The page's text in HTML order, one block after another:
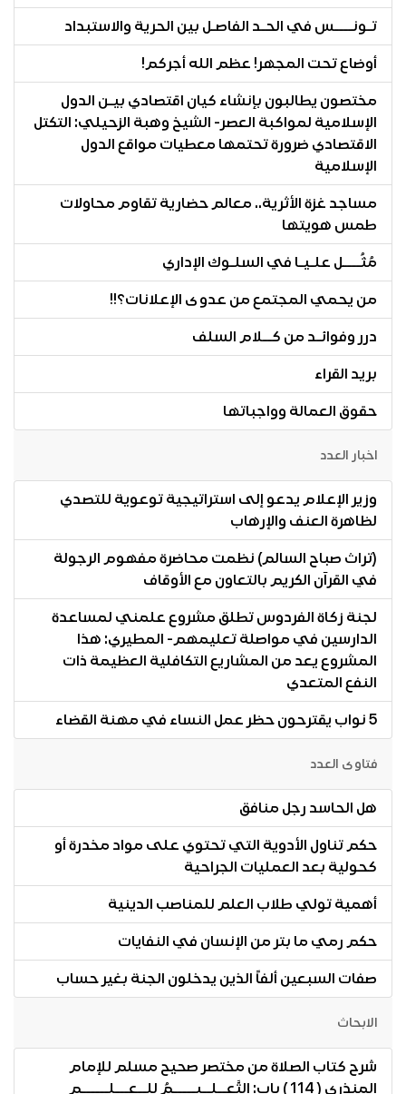
تـونــــس في الحـد الفاصـل بين الحرية والاستبداد
أوضاع تحت المجهر! عظم الله أجركم!
مختصون يطالبون بإنشاء كيان اقتصادي بيـن الدول
الإسلامية لمواكبة العصر- الشيخ وهبة الزحيلي: التكتل
الاقتصادي ضرورة تحتمها معطيات مواقع الدول
الإسلامية
مساجد غزة الأثرية.. معالم حضارية تقاوم محاولات
طمس هويتها
مُثُــــل علـيـا في السلـوك الإداري
من يحمي المجتمع من عدوى الإعلانات؟!!
درر وفوائـد من كــلام السلف
بريد القراء
حقوق العمالة وواجباتها
اخبار العدد
وزير الإعلام يدعو إلى استراتيجية توعوية للتصدي
لظاهرة العنف والإرهاب
(تراث صباح السالم) نظمت محاضرة مفهوم الرجولة
في القرآن الكريم بالتعاون مع الأوقاف
لجنة زكاة الفردوس تطلق مشروع علمني لمساعدة
الدارسين في مواصلة تعليمهم- المطيري: هذا
المشروع يعد من المشاريع التكافلية العظيمة ذات
النفع المتعدي
5 نواب يقترحون حظر عمل النساء في مهنة القضاء
فتاوى العدد
هل الحاسد رجل منافق
حكم تناول الأدوية التي تحتوي على مواد مخدرة أو
كحولية بعد العمليات الجراحية
أهمية تولي طلاب العلم للمناصب الدينية
حكم رمي ما بتر من الإنسان في النفايات
صفات السبعين ألفاً الذين يدخلون الجنة بغير حساب
الابحاث
شرح كتاب الصلاة من مختصر صحيح مسلم للإمام
المنذري ( 114 ) باب: التَّعــلــيـــــمُ للــعـــلــــــمِ